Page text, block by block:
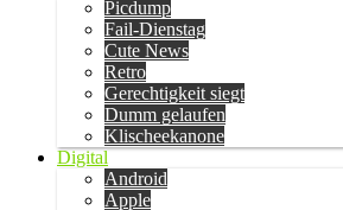
Picdump
Fail-Dienstag
Cute News
Retro
Gerechtigkeit siegt
Dumm gelaufen
Klischeekanone
Digital
Android
Apple